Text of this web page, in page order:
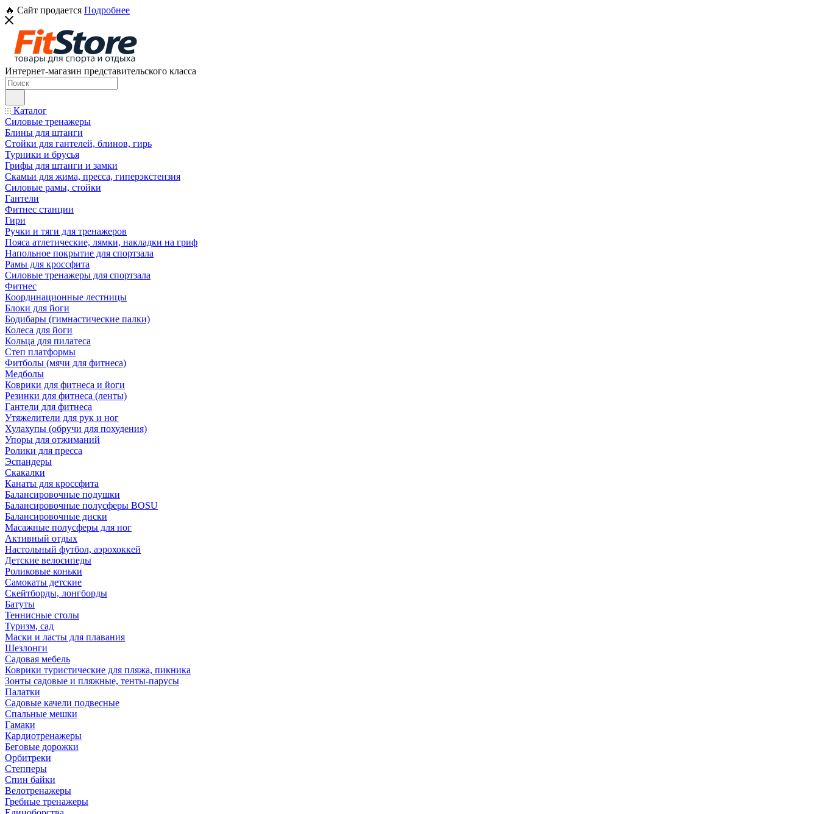
🔥 Сайт продается Подробнее
Интернет-магазин представительского класса
Каталог
Силовые тренажеры
Блины для штанги
Стойки для гантелей, блинов, гирь
Турники и брусья
Грифы для штанги и замки
Скамьи для жима, пресса, гиперэкстензия
Силовые рамы, стойки
Гантели
Фитнес станции
Гири
Ручки и тяги для тренажеров
Пояса атлетические, лямки, накладки на гриф
Напольное покрытие для спортзала
Рамы для кроссфита
Силовые тренажеры для спортзала
Фитнес
Координационные лестницы
Блоки для йоги
Бодибары (гимнастические палки)
Колеса для йоги
Кольца для пилатеса
Степ платформы
Фитболы (мячи для фитнеса)
Медболы
Коврики для фитнеса и йоги
Резинки для фитнеса (ленты)
Гантели для фитнеса
Утяжелители для рук и ног
Хулахупы (обручи для похудения)
Упоры для отжиманий
Ролики для пресса
Эспандеры
Скакалки
Канаты для кроссфита
Балансировочные подушки
Балансировочные полусферы BOSU
Балансировочные диски
Масажные полусферы для ног
Активный отдых
Настольный футбол, аэрохоккей
Детские велосипеды
Роликовые коньки
Самокаты детские
Скейтборды, лонгборды
Батуты
Теннисные столы
Туризм, сад
Маски и ласты для плавания
Шезлонги
Садовая мебель
Коврики туристические для пляжа, пикника
Зонты садовые и пляжные, тенты-парусы
Палатки
Садовые качели подвесные
Спальные мешки
Гамаки
Кардиотренажеры
Беговые дорожки
Орбитреки
Степперы
Спин байки
Велотренажеры
Гребные тренажеры